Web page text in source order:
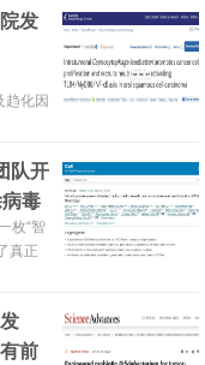
发
趋化因
微环
队开
毒
枚“智
真正
前